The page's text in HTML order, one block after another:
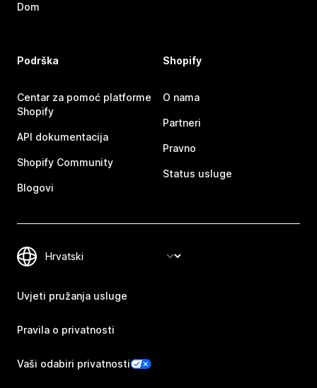
Dom
Podrška
Centar za pomoć platforme
Shopify
API dokumentacija
Shopify Community
Blogovi
Shopify
O nama
Partneri
Pravno
Status usluge
Uvjeti pružanja usluge
Pravila o privatnosti
Vaši odabiri privatnosti